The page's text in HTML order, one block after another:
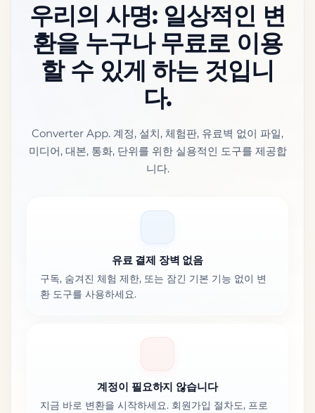
우리의 사명: 일상적인 변
환을 누구나 무료로 이용
할 수 있게 하는 것입니
다.
Converter App. 계정, 설치, 체험판, 유료벽 없이 파일,
미디어, 대본, 통화, 단위를 위한 실용적인 도구를 제공합
니다.
유료 결제 장벽 없음
구독, 숨겨진 체험 제한, 또는 잠긴 기본 기능 없이 변
환 도구를 사용하세요.
계정이 필요하지 않습니다
지금 바로 변환을 시작하세요. 회원가입 절차도, 프로